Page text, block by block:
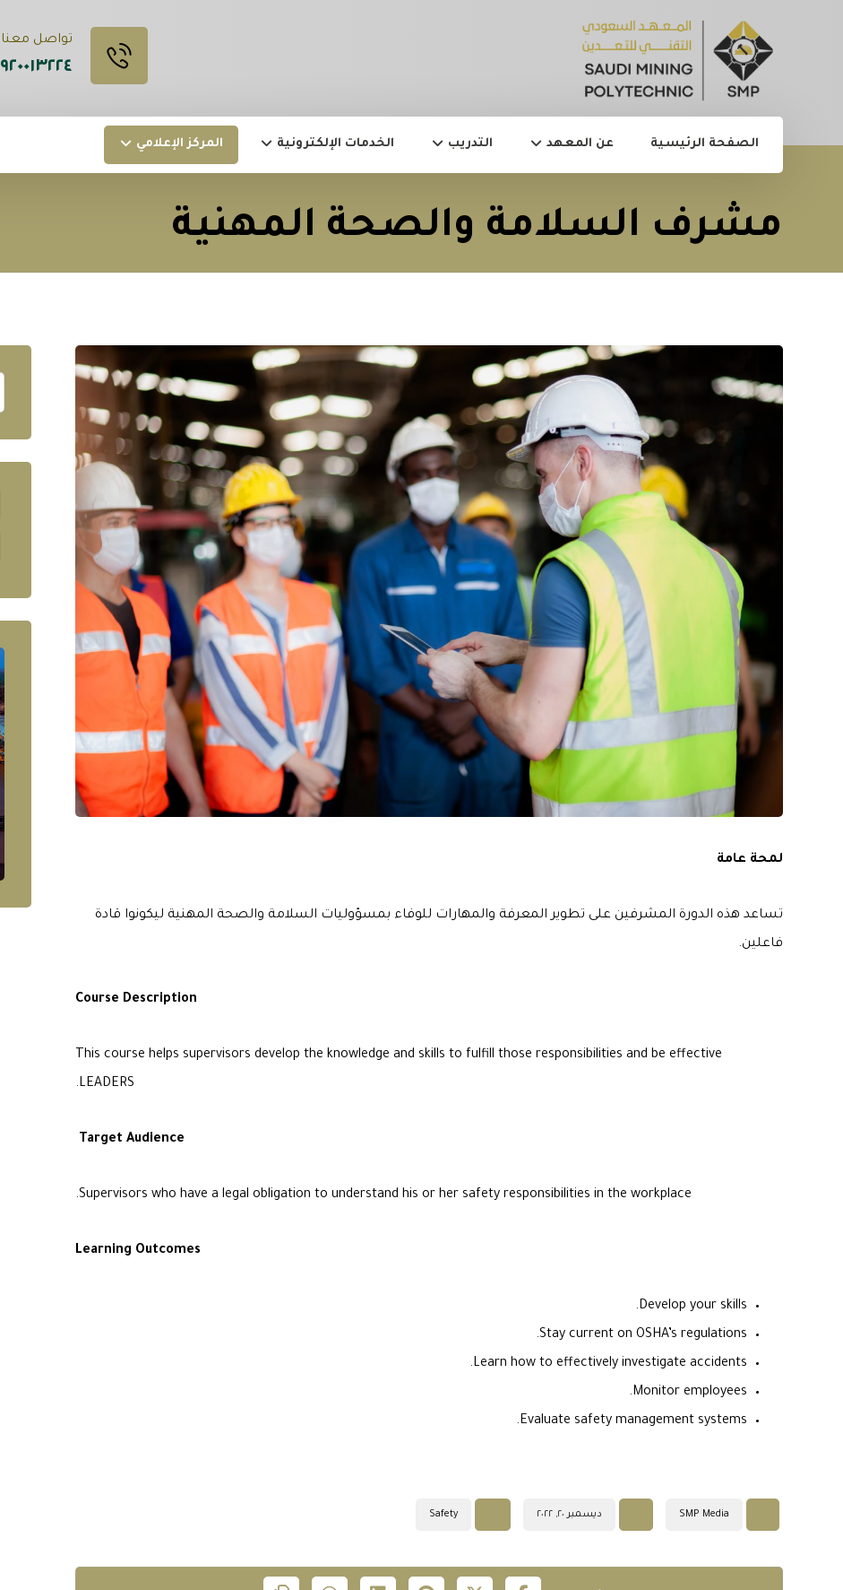
تواصل معنا Call Us
٩٢٠٠١٣٢٢٤
الصفحة الرئيسية عن المعهد التدريب الخدمات الإلكترونية المركز الإعلامي
مشرف السلامة والصحة المهنية
لمحة عامة
تساعد هذه الدورة المشرفين على تطوير المعرفة والمهارات للوفاء بمسؤوليات السلامة والصحة المهنية ليكونوا قادة
فاعلين.
Course Description
This course helps supervisors develop the knowledge and skills to fulfill those responsibilities and be effective
LEADERS.
Target Audience
Supervisors who have a legal obligation to understand his or her safety responsibilities in the workplace.
Learning Outcomes
Develop your skills.
Stay current on OSHA’s regulations.
Learn how to effectively investigate accidents.
Monitor employees.
Evaluate safety management systems.
SMP Media ديسمبر ٢٠, ٢٠٢٢ Safety